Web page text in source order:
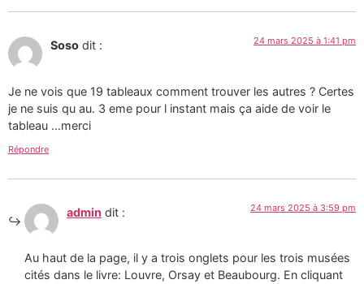
Soso dit : 24 mars 2025 à 1:41 pm
Je ne vois que 19 tableaux comment trouver les autres ? Certes
je ne suis qu au. 3 eme pour l instant mais ça aide de voir le
tableau …merci
Répondre
admin dit : 24 mars 2025 à 3:59 pm
Au haut de la page, il y a trois onglets pour les trois musées
cités dans le livre: Louvre, Orsay et Beaubourg. En cliquant